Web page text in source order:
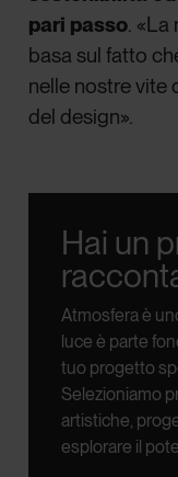
pari passo. «La
basa sul fatto
nelle nostre vite
del design».
Hai un
Atmosfera è
luce è parte
tuo progetto
Selezioniamo
artistiche,
esplorare il